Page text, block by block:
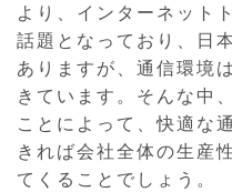
より、インターネット
話題となっており、日
ありますが、通信環境
きています。そんな中
ことによって、快適な
きれば会社全体の生産
てくることでしょう。